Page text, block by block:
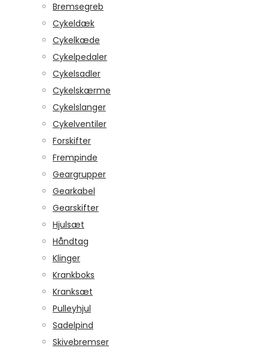
Bremsegreb
Cykeldæk
Cykelkæde
Cykelpedaler
Cykelsadler
Cykelskærme
Cykelslanger
Cykelventiler
Forskifter
Frempinde
Geargrupper
Gearkabel
Gearskifter
Hjulsæt
Håndtag
Klinger
Krankboks
Kranksæt
Pulleyhjul
Sadelpind
Skivebremser